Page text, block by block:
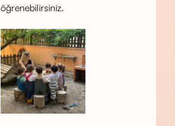
öğrenebilirsiniz.